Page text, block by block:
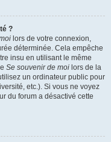
?
lors de votre connexion,
déterminée. Cela empêche
insu en utilisant le même
Se souvenir de moi lors de la
un ordinateur public pour
etc.). Si vous ne voyez
du forum a désactivé cette